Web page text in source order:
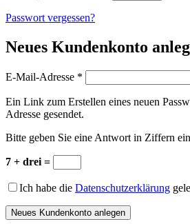
Passwort vergessen?
Neues Kundenkonto
E-Mail-Adresse *
Ein Link zum Erstellen eines neuen
Adresse gesendet.
Bitte geben Sie eine Antwort in Ziffern
7 + drei =
Ich habe die Datenschutzerklärung
Neues Kundenkonto anlegen